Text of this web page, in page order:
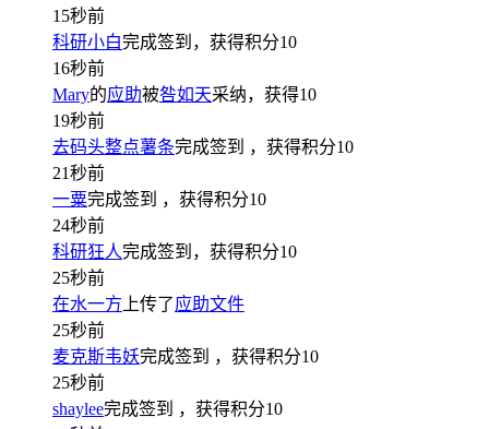
15秒前
科研小白完成签到，获得积分10
16秒前
Mary的应助被咎如天采纳，获得10
19秒前
去码头整点薯条完成签到 ，获得积分10
21秒前
一粟完成签到 ，获得积分10
24秒前
科研狂人完成签到，获得积分10
25秒前
在水一方 上传了应助文件
25秒前
麦克斯韦妖完成签到 ，获得积分10
25秒前
shaylee完成签到 ，获得积分10